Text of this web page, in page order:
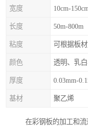
宽度 10cm-
长度 50m-800m
粘度 可根据板
颜色 透明、乳
厚度 0.03mm-
基材 聚乙烯
在彩钢板的加工和